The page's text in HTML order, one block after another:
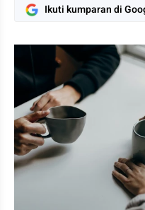
Ikuti kumparan di